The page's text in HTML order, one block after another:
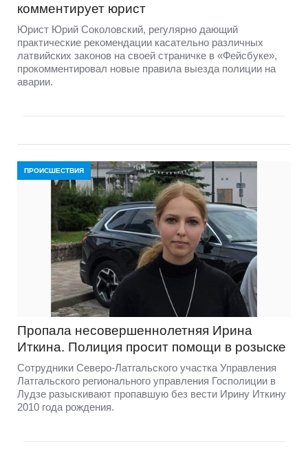
комментирует юрист
Юрист Юрий Соколовский, регулярно дающий
практические рекомендации касательно различных
латвийских законов на своей страничке в «Фейсбуке»,
прокомментировал новые правила выезда полиции на
аварии.
ПРОИСШЕСТВИЯ
Пропала несовершеннолетняя Ирина
Иткина. Полиция просит помощи в розыске
Сотрудники Северо-Латгальского участка Управления
Латгальского регионального управления Госполиции в
Лудзе разыскивают пропавшую без вести Ирину Иткину
2010 года рождения.